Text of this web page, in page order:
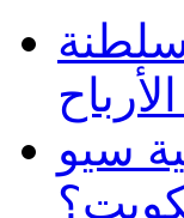
سيو